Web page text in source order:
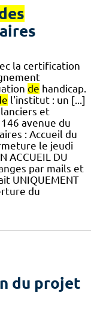
la certification
de handicap.
l'institut : un [...]
et
avenue du
: Accueil du
le jeudi
ACCUEIL DU
par mails et
UNIQUEMENT
du
du projet